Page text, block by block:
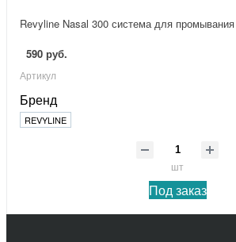
Revyline Nasal 300 система для
590 руб.
Артикул
Бренд
REVYLINE
шт
Под заказ